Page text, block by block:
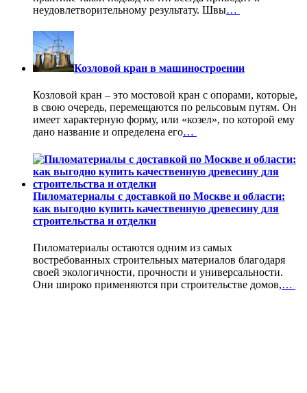
неудовлетворительному результату. Швы…
Козловой кран в машиностроении
Козловой кран – это мостовой кран с опорами, которые,
в свою очередь, перемещаются по рельсовым путям. Он
имеет характерную форму, или «козел», по которой ему
дано название и определена его…
Пиломатериалы с доставкой по Москве и области:
как выгодно купить качественную древесину для
строительства и отделки
Пиломатериалы остаются одним из самых
востребованных строительных материалов благодаря
своей экологичности, прочности и универсальности.
Они широко применяются при строительстве домов,…